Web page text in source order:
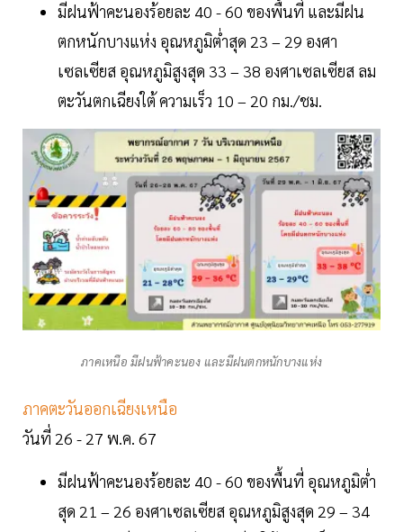
มีฝนฟ้าคะนองร้อยละ 40 - 60 ของพื้นที่ และมีฝน
ตกหนักบางแห่ง อุณหภูมิต่ำสุด 23 – 29 องศา
เซลเซียส อุณหภูมิสูงสุด 33 – 38 องศาเซลเซียส ลม
ตะวันตกเฉียงใต้ ความเร็ว 10 – 20 กม./ชม.
ภาคเหนือ มีฝนฟ้าคะนอง และมีฝนตกหนักบางแห่ง
ภาคตะวันออกเฉียงเหนือ
วันที่ 26 - 27 พ.ค. 67
มีฝนฟ้าคะนองร้อยละ 40 - 60 ของพื้นที่ อุณหภูมิต่ำ
สุด 21 – 26 องศาเซลเซียส อุณหภูมิสูงสุด 29 – 34